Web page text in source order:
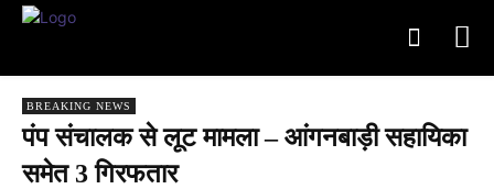
BREAKING NEWS
पंप संचालक से लूट मामला – आंगनबाड़ी सहायिका
समेत 3 गिरफतार